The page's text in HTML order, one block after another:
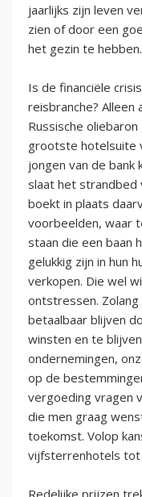
jaarlijks zijn leven
zien of door een
het gezin te hebben.
Is de financiële
reisbranche? Alleen
Russische
grootste hotelsuite
jongen van de bank
slaat het strandbed
boekt in plaats
voorbeelden, waar
staan die een baan
gelukkig zijn in hun
verkopen. Die wel
ontstressen.
betaalbaar blijven
winsten en te
ondernemingen,
op de
vergoeding vragen
die men graag
toekomst. Volop
vijfsterrenhotels tot
Redelijke prijzen